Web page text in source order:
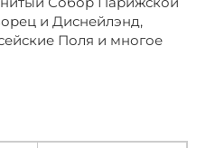
и Диснейлэнд,
Поля и многое